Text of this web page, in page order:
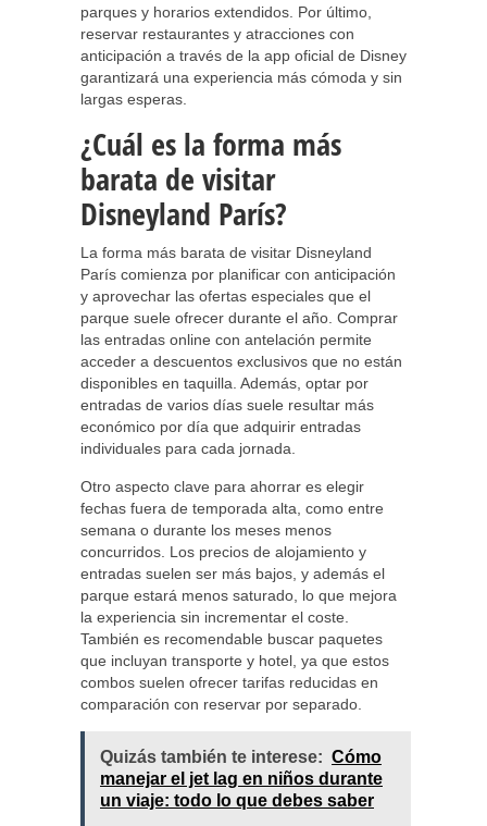
parques y horarios extendidos. Por último,
reservar restaurantes y atracciones con
anticipación a través de la app oficial de Disney
garantizará una experiencia más cómoda y sin
largas esperas.
¿Cuál es la forma más
barata de visitar
Disneyland París?
La forma más barata de visitar Disneyland
París comienza por planificar con anticipación
y aprovechar las ofertas especiales que el
parque suele ofrecer durante el año. Comprar
las entradas online con antelación permite
acceder a descuentos exclusivos que no están
disponibles en taquilla. Además, optar por
entradas de varios días suele resultar más
económico por día que adquirir entradas
individuales para cada jornada.
Otro aspecto clave para ahorrar es elegir
fechas fuera de temporada alta, como entre
semana o durante los meses menos
concurridos. Los precios de alojamiento y
entradas suelen ser más bajos, y además el
parque estará menos saturado, lo que mejora
la experiencia sin incrementar el coste.
También es recomendable buscar paquetes
que incluyan transporte y hotel, ya que estos
combos suelen ofrecer tarifas reducidas en
comparación con reservar por separado.
Quizás también te interese: Cómo
manejar el jet lag en niños durante
un viaje: todo lo que debes saber